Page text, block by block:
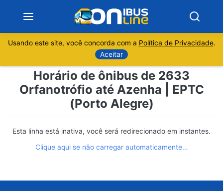
Sobre
Minas Gerais
São Paulo
Espírito Santo
Usando este site, você concorda com a Política de Privacidade.
Aceitar
Horário de ônibus de 2633
Orfanotrófio até Azenha | EPTC
(Porto Alegre)
Esta linha está inativa, você será redirecionado em instantes.
Clique aqui se não carregar automaticamente…